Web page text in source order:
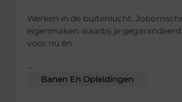
Werken in de buitenlucht.
eigenmaken waarbij je gegarandeerd
voor nu én
...
Banen En Opleidingen